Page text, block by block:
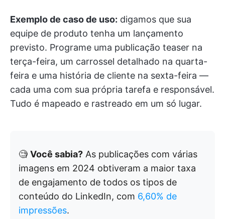
Exemplo de caso de uso: digamos que sua
equipe de produto tenha um lançamento
previsto. Programe uma publicação teaser na
terça-feira, um carrossel detalhado na quarta-
feira e uma história de cliente na sexta-feira —
cada uma com sua própria tarefa e responsável.
Tudo é mapeado e rastreado em um só lugar.
🧐 Você sabia? As publicações com várias
imagens em 2024 obtiveram a maior taxa
de engajamento de todos os tipos de
conteúdo do LinkedIn, com 6,60% de
impressões.